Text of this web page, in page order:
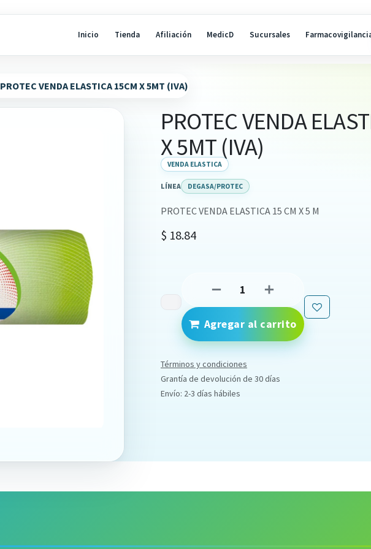
Inicio Tienda Afiliación MedicD Sucursales
PROTEC VENDA ELASTICA 15CM X 5MT (IVA)
PROTEC VENDA
X 5MT (IVA)
VENDA ELASTICA
LÍNEA DEGASA/PROTEC
PROTEC VENDA ELASTICA 15 CM X 5 M
$ 18.84
Agregar al carrito
Términos y condiciones
Grantía de devolución de 30 días
Envío: 2-3 días hábiles